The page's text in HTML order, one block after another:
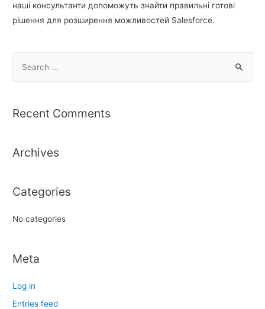
наші консультанти допоможуть знайти правильні готові
рішення для розширення можливостей Salesforce.
r
f
r
Recent Comments
Archives
Categories
No categories
Meta
Log in
Entries feed